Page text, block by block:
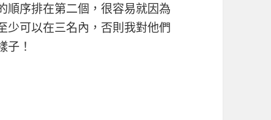
順序排在第二個，很容易就因為
少可以在三名內，否則我對他們
子！